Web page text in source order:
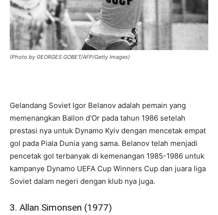
(Photo by GEORGES GOBET/AFP/Getty Images)
Gelandang Soviet Igor Belanov adalah pemain yang
memenangkan Ballon d’Or pada tahun 1986 setelah
prestasi nya untuk Dynamo Kyiv dengan mencetak empat
gol pada Piala Dunia yang sama. Belanov telah menjadi
pencetak gol terbanyak di kemenangan 1985-1986 untuk
kampanye Dynamo UEFA Cup Winners Cup dan juara liga
Soviet dalam negeri dengan klub nya juga.
3. Allan Simonsen (1977)